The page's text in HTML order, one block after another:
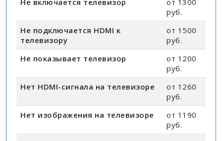
Не включается телевизор
от 1300
руб.
Не подключается HDMI к
телевизору
от 1500
руб.
Не показывает телевизор
от 1200
руб.
Нет HDMI-сигнала на телевизоре
от 1260
руб.
Нет изображения на телевизоре
от 1190
руб.